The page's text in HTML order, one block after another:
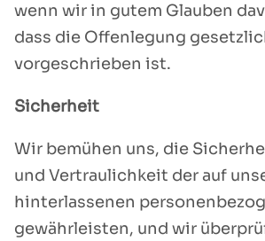
wenn wir in gutem Glauben
dass die Offenlegung
vorgeschrieben ist.
Sicherheit
Wir bemühen uns, die
und Vertraulichkeit der auf
hinterlassenen
gewährleisten, und wir